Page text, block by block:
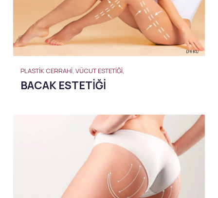
PLASTIK CERRAHI, VÜCUT ESTETIĞI,
BACAK ESTETIĞI